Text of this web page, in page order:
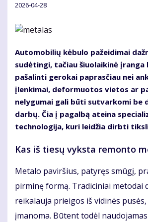
2026-04-28
Automobilių kėbulo pažeidimai
sudėtingi, tačiau šiuolaikinė įranga
pašalinti gerokai paprasčiau nei
įlenkimai, deformuotos vietos ar
nelygumai gali būti sutvarkomi be
darbų. Čia į pagalbą ateina
technologija, kuri leidžia dirbti
Kas iš tiesų vyksta remonto
Metalo paviršius, patyręs smūgį,
pirminę formą. Tradiciniai metodai
reikalauja prieigos iš vidinės
įmanoma. Būtent todėl naudojamas